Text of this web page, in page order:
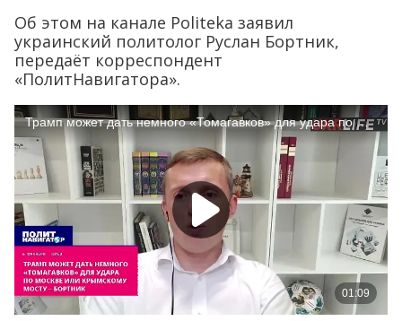
Об этом на канале Politeka заявил
украинский политолог Руслан Бортник,
передаёт корреспондент
«ПолитНавигатора».